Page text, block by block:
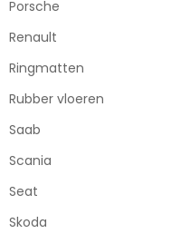
Porsche
Renault
Ringmatten
Rubber vloeren
Saab
Scania
Seat
Skoda